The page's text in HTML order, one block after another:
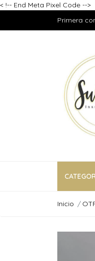
< !-- End Meta Pixel Code -->
Primera
Inicio